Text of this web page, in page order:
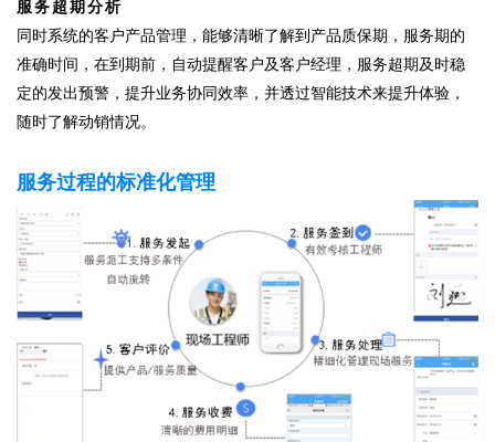
服务超期分析
同时系统的客户产品管理，能够清晰了解到产品质保期，服务期的
准确时间，在到期前，自动提醒客户及客户经理，服务超期及时稳
定的发出预警，提升业务协同效率，并透过智能技术来提升体验，
随时了解动销情况。
服务过程的标准化管理